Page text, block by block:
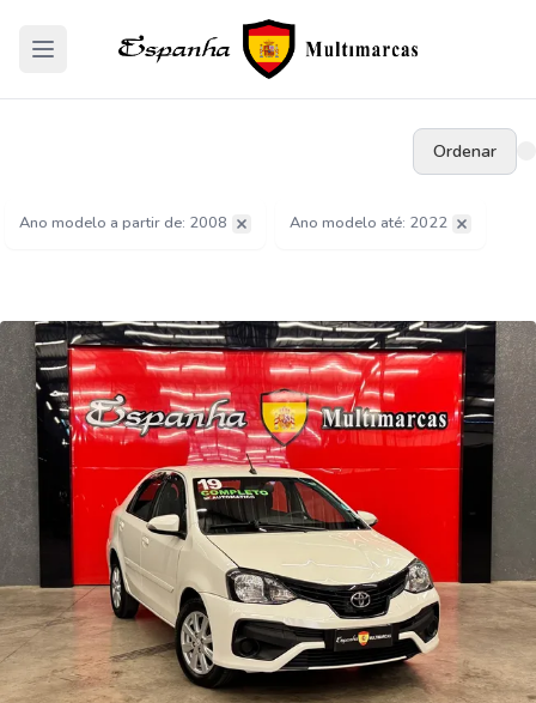
Ordenar
Ano modelo a partir de: 2008 Ano modelo até: 2022